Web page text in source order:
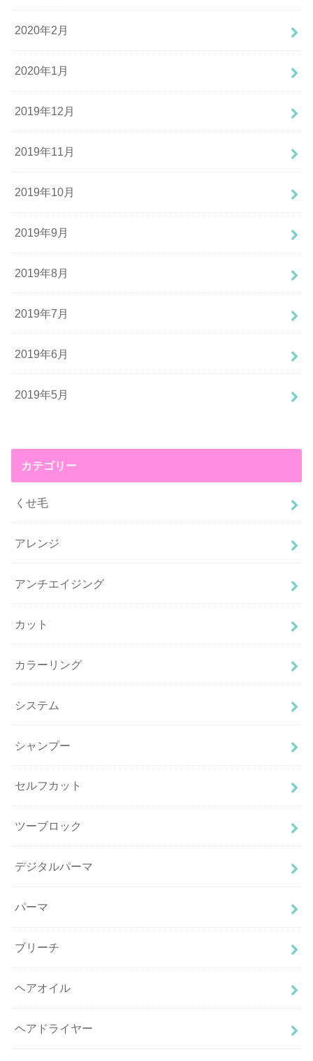
2020年2月
2020年1月
2019年12月
2019年11月
2019年10月
2019年9月
2019年8月
2019年7月
2019年6月
2019年5月
カテゴリー
くせ毛
アレンジ
アンチエイジング
カット
カラーリング
システム
シャンプー
セルフカット
ツーブロック
デジタルパーマ
パーマ
ブリーチ
ヘアオイル
ヘアドライヤー